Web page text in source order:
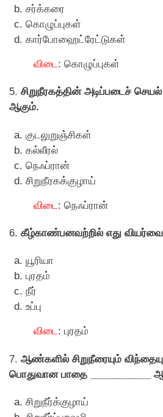
சர்க்கரை
கொழுப்புகள்
கார்போஹைட்ரேட்டுகள்
விடை : கொழுப்புகள்
5. சிறுநீரகத்தின் அடிப்படைச் செயல்
ஆகும்.
குடலுறுஞ்சிகள்
கல்லீரல்
நெஃப்ரான்
சிறுநீரகக்குழாய்
விடை : நெஃப்ரான்
6. கீழ்காண்பனவற்றில் எது
யூரியா
புரதம்
நீர்
உப்பு
விடை: புரதம்
7. ஆண்களில் சிறுநீரையும்
பொதுவான பாதை ___________
சிறுநீர்க்குழாய்